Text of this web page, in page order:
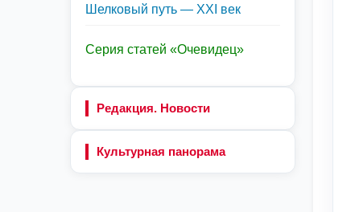
Шелковый путь — XXI век
Серия статей «Очевидец»
Редакция. Новости
Культурная панорама